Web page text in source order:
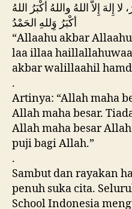
لا إِلهَ إِلاَّ اللهُ واللهُ أكْبَرُ اللهُ
أكْبَرُ وَِللهِ الحَمْدُ
“Allaahu akbar
laa illaa
akbar walillaahil hamd
.
Artinya: “Allah maha
Allah maha besar.
Allah maha besar
puji bagi Allah.”
.
Sambut dan rayakan
penuh suka cita.
School Indonesia